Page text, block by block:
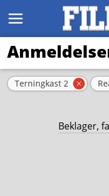
MENY
Aktive filter
Terningkast 2
Beklager,